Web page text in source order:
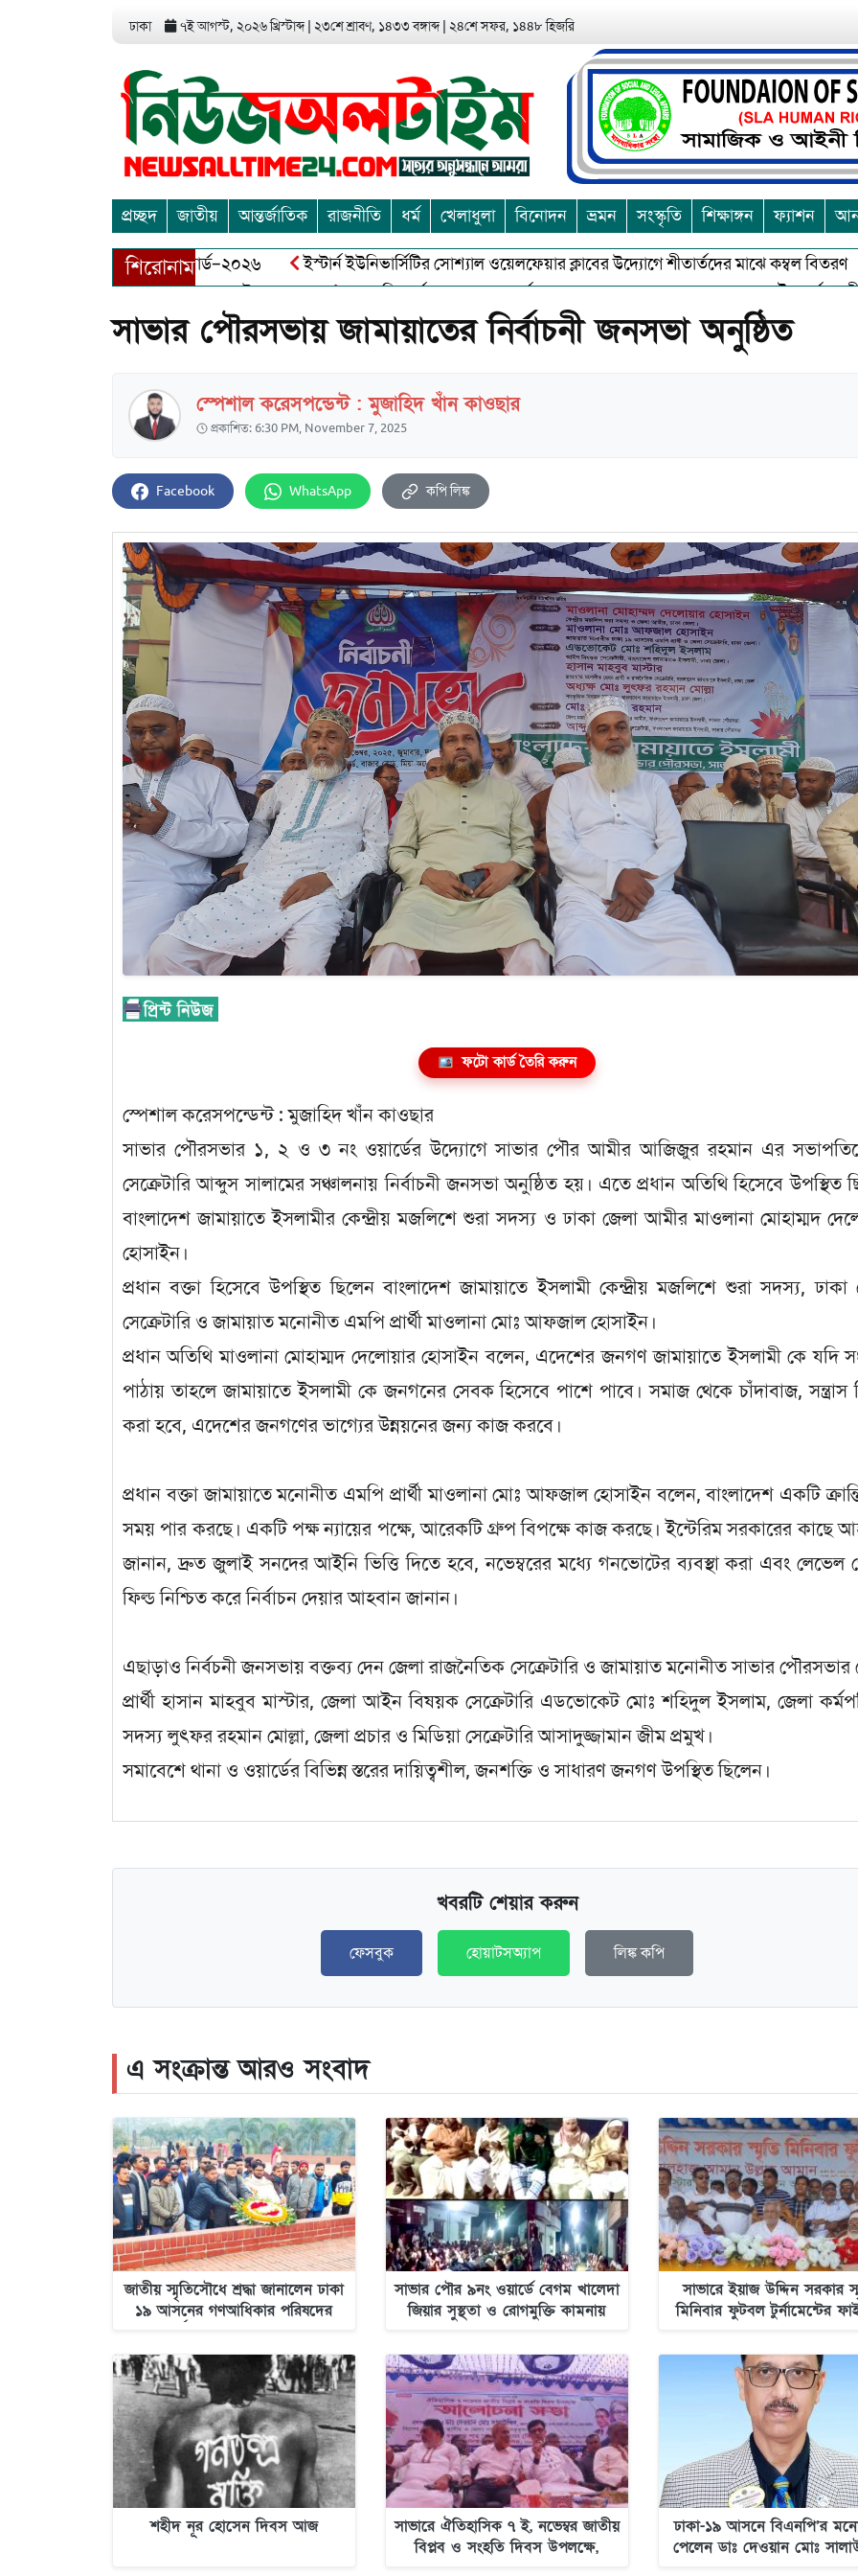
ঢাকা ৭ই আগস্ট, ২০২৬ খ্রিস্টাব্দ ২৩শে শ্রাবণ, ১৪৩৩ বঙ্গাব্দ ২৪শে সফর, ১৪৪৮ হিজরি
প্রচ্ছদ জাতীয় আন্তর্জাতিক রাজনীতি ধর্ম খেলাধুলা বিনোদন ভ্রমন সংস্কৃতি শিক্ষাঙ্গন ফ্যাশন
শিরোনাম
এন্ট্রাপ্রেনিয়র অ্যাওয়ার্ড–২০২৬ ইস্টার্ন ইউনিভার্সিটির সোশ্যাল ওয়েলফেয়ার ক্লাবের উদ্যোগে শীতার্তদের মাঝে কম্বল বিতরণ
মুক্তিযোদ্ধা আব্দুল খালেক এর ইন্তেকাল
আত্মশুদ্ধি অর্জন ও অশুভকে বর্জন করে সত্য,সুন্দরকে বরনে কলাপাড়ায় বৌদ্ধ ধর্মাবলম্বীদের
সাভার পৌরসভায় জামায়াতের নির্বাচনী জনসভা অনুষ্ঠিত
স্পেশাল করেসপন্ডেন্ট : মুজাহিদ খাঁন কাওছার
প্রকাশিত: 6:30 PM, November 7, 2025
Facebook WhatsApp কপি লিঙ্ক
ফটো কার্ড তৈরি করুন
স্পেশাল করেসপন্ডেন্ট : মুজাহিদ খাঁন কাওছার
সাভার পৌরসভার ১, ২ ও ৩ নং ওয়ার্ডের উদ্যোগে সাভার পৌর আমীর আজিজুর রহমান এর
সেক্রেটারি আব্দুস সালামের সঞ্চালনায় নির্বাচনী জনসভা অনুষ্ঠিত হয়। এতে প্রধান অতিথি হিসেবে উপস্থিত
বাংলাদেশ জামায়াতে ইসলামীর কেন্দ্রীয় মজলিশে শুরা সদস্য ও ঢাকা জেলা আমীর মাওলানা মোহাম্মদ
হোসাইন।
প্রধান বক্তা হিসেবে উপস্থিত ছিলেন বাংলাদেশ জামায়াতে ইসলামী কেন্দ্রীয় মজলিশে শুরা সদস্য, ঢাকা
সেক্রেটারি ও জামায়াত মনোনীত এমপি প্রার্থী মাওলানা মোঃ আফজাল হোসাইন।
প্রধান অতিথি মাওলানা মোহাম্মদ দেলোয়ার হোসাইন বলেন, এদেশের জনগণ জামায়াতে ইসলামী কে যদি
পাঠায় তাহলে জামায়াতে ইসলামী কে জনগনের সেবক হিসেবে পাশে পাবে। সমাজ থেকে চাঁদাবাজ, সন্ত্রাস
করা হবে, এদেশের জনগণের ভাগ্যের উন্নয়নের জন্য কাজ করবে।
প্রধান বক্তা জামায়াতে মনোনীত এমপি প্রার্থী মাওলানা মোঃ আফজাল হোসাইন বলেন, বাংলাদেশ একটি
সময় পার করছে। একটি পক্ষ ন্যায়ের পক্ষে, আরেকটি গ্রুপ বিপক্ষে কাজ করছে। ইন্টেরিম সরকারের কাছে
জানান, দ্রুত জুলাই সনদের আইনি ভিত্তি দিতে হবে, নভেম্বরের মধ্যে গনভোটের ব্যবস্থা করা এবং লেভেল
ফিল্ড নিশ্চিত করে নির্বাচন দেয়ার আহবান জানান।
এছাড়াও নির্বচনী জনসভায় বক্তব্য দেন জেলা রাজনৈতিক সেক্রেটারি ও জামায়াত মনোনীত সাভার পৌরসভার
প্রার্থী হাসান মাহবুব মাস্টার, জেলা আইন বিষয়ক সেক্রেটারি এডভোকেট মোঃ শহিদুল ইসলাম, জেলা
সদস্য লুৎফর রহমান মোল্লা, জেলা প্রচার ও মিডিয়া সেক্রেটারি আসাদুজ্জামান জীম প্রমুখ।
সমাবেশে থানা ও ওয়ার্ডের বিভিন্ন স্তরের দায়িত্বশীল, জনশক্তি ও সাধারণ জনগণ উপস্থিত ছিলেন।
খবরটি শেয়ার করুন
ফেসবুক হোয়াটসঅ্যাপ লিঙ্ক কপি
এ সংক্রান্ত আরও সংবাদ
জাতীয় স্মৃতিসৌধে শ্রদ্ধা জানালেন ঢাকা
১৯ আসনের গণআধিকার পরিষদের
সাভার পৌর ৯নং ওয়ার্ডে বেগম খালেদা
জিয়ার সুস্থতা ও রোগমুক্তি কামনায়
সাভারে ইয়াজ উদ্দিন সরকার
মিনিবার ফুটবল টুর্নামেন্টের
শহীদ নূর হোসেন দিবস আজ
সাভারে ঐতিহাসিক ৭ ই, নভেম্বর জাতীয়
বিপ্লব ও সংহতি দিবস উপলক্ষে,
ঢাকা-১৯ আসনে বিএনপি’র
পেলেন ডাঃ দেওয়ান মোঃ